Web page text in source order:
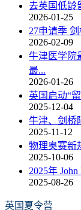
去英国低龄
2026-01-25
27申请季
2026-02-09
牛津医学院
最...
2026-01-26
英国启动“
2025-12-04
牛津、剑桥
2025-11-12
物理奥赛新
2025-10-06
2025年
2025-08-26
英国夏令营